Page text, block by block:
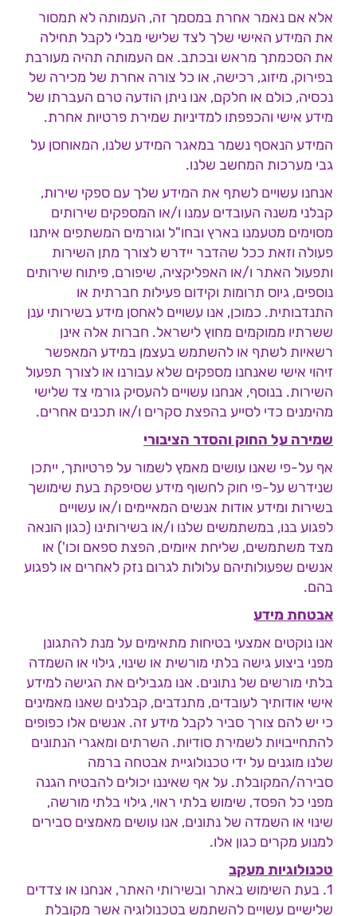
אלא אם נאמר אחרת במסמך זה, העמותה לא תמסור
את המידע האישי שלך לצד שלישי מבלי לקבל תחילה
את הסכמתך מראש ובכתב. אם העמותה תהיה מעורבת
בפירוק, מיזוג, רכישה, או כל צורה אחרת של מכירה של
נכסיה, כולם או חלקם, אנו ניתן הודעה טרם העברתו של
מידע אישי והכפפתו למדיניות שמירת פרטיות אחרת.
המידע הנאסף נשמר במאגר המידע שלנו, המאוחסן על
גבי מערכות המחשב שלנו.
אנחנו עשויים לשתף את המידע שלך עם ספקי שירות,
קבלני משנה העובדים עמנו ו/או המספקים שירותים
מסוימים מטעמנו בארץ ובחו"ל וגורמים המשתפים איתנו
פעולה וזאת ככל שהדבר יידרש לצורך מתן השירות
ותפעול האתר ו/או האפליקציה, שיפורם, פיתוח שירותים
נוספים, גיוס תרומות וקידום פעילות חברתית או
התנדבותית. כמוכן, אנו עשויים לאחסן מידע בשירותי ענן
ששרתיו ממוקמים מחוץ לישראל. חברות אלה אינן
רשאיות לשתף או להשתמש בעצמן במידע המאפשר
זיהוי אישי שאנחנו מספקים שלא עבורנו או לצורך תפעול
השירות. בנוסף, אנחנו עשויים להעסיק גורמי צד שלישי
מהימנים כדי לסייע בהפצת סקרים ו/או תכנים אחרים.
שמירה על החוק והסדר הציבורי
אף על-פי שאנו עושים מאמץ לשמור על פרטיותך, ייתכן
שנידרש על-פי חוק לחשוף מידע שסיפקת בעת שימושך
בשירות ומידע אודות אנשים המאיימים ו/או עשויים
לפגוע בנו, במשתמשים שלנו ו/או בשירותינו (כגון הונאה
מצד משתמשים, שליחת איומים, הפצת ספאם וכו') או
אנשים שפעולותיהם עלולות לגרום נזק לאחרים או לפגוע
בהם.
אבטחת מידע
אנו נוקטים אמצעי בטיחות מתאימים על מנת להתגונן
מפני ביצוע גישה בלתי מורשית או שינוי, גילוי או השמדה
בלתי מורשים של נתונים. אנו מגבילים את הגישה למידע
אישי אודותיך לעובדים, מתנדבים, קבלנים שאנו מאמינים
כי יש להם צורך סביר לקבל מידע זה. אנשים אלו כפופים
להתחייבויות לשמירת סודיות. השרתים ומאגרי הנתונים
שלנו מוגנים על ידי טכנולוגיית אבטחה ברמה
סבירה/המקובלת. על אף שאיננו יכולים להבטיח הגנה
מפני כל הפסד, שימוש בלתי ראוי, גילוי בלתי מורשה,
שינוי או השמדה של נתונים, אנו עושים מאמצים סבירים
למנוע מקרים כגון אלו.
טכנולוגיות מעקב
1. בעת השימוש באתר ובשירותי האתר, אנחנו או צדדים
שלישיים עשויים להשתמש בטכנולוגיה אשר מקובלת